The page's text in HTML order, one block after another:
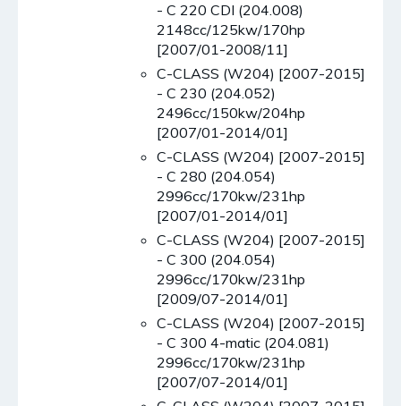
- C 220 CDI (204.008)
2148cc/125kw/170hp
[2007/01-2008/11]
C-CLASS (W204) [2007-2015]
- C 230 (204.052)
2496cc/150kw/204hp
[2007/01-2014/01]
C-CLASS (W204) [2007-2015]
- C 280 (204.054)
2996cc/170kw/231hp
[2007/01-2014/01]
C-CLASS (W204) [2007-2015]
- C 300 (204.054)
2996cc/170kw/231hp
[2009/07-2014/01]
C-CLASS (W204) [2007-2015]
- C 300 4-matic (204.081)
2996cc/170kw/231hp
[2007/07-2014/01]